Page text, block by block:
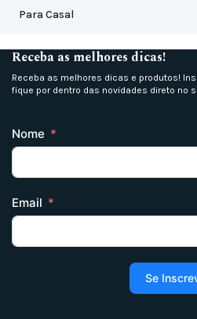
Para Casal
Receba as melhores dicas!
Receba as melhores dicas e produtos!
fique por dentro das novidades direto no
Nome
Email
Se